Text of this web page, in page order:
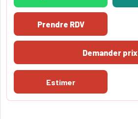
Prendre RDV
Demander prix
Estimer